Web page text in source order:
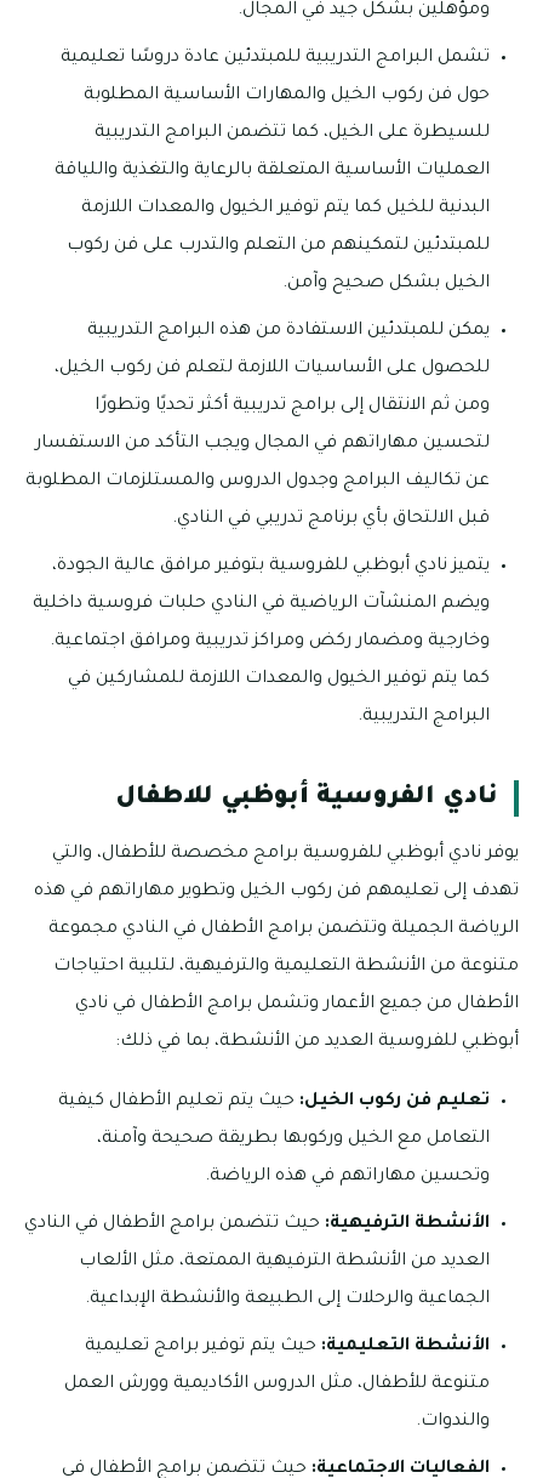
ومؤهلين بشكل جيد في المجال.
تشمل البرامج التدريبية للمبتدئين عادة دروسًا تعليمية
حول فن ركوب الخيل والمهارات الأساسية المطلوبة
للسيطرة على الخيل، كما تتضمن البرامج التدريبية
العمليات الأساسية المتعلقة بالرعاية والتغذية واللياقة
البدنية للخيل كما يتم توفير الخيول والمعدات اللازمة
للمبتدئين لتمكينهم من التعلم والتدرب على فن ركوب
الخيل بشكل صحيح وآمن.
يمكن للمبتدئين الاستفادة من هذه البرامج التدريبية
للحصول على الأساسيات اللازمة لتعلم فن ركوب الخيل،
ومن ثم الانتقال إلى برامج تدريبية أكثر تحديًا وتطورًا
لتحسين مهاراتهم في المجال ويجب التأكد من الاستفسار
عن تكاليف البرامج وجدول الدروس والمستلزمات المطلوبة
قبل الالتحاق بأي برنامج تدريبي في النادي.
يتميز نادي أبوظبي للفروسية بتوفير مرافق عالية الجودة،
ويضم المنشآت الرياضية في النادي حلبات فروسية داخلية
وخارجية ومضمار ركض ومراكز تدريبية ومرافق اجتماعية.
كما يتم توفير الخيول والمعدات اللازمة للمشاركين في
البرامج التدريبية.
نادي الفروسية أبوظبي للاطفال
يوفر نادي أبوظبي للفروسية برامج مخصصة للأطفال، والتي
تهدف إلى تعليمهم فن ركوب الخيل وتطوير مهاراتهم في هذه
الرياضة الجميلة وتتضمن برامج الأطفال في النادي مجموعة
متنوعة من الأنشطة التعليمية والترفيهية، لتلبية احتياجات
الأطفال من جميع الأعمار وتشمل برامج الأطفال في نادي
أبوظبي للفروسية العديد من الأنشطة، بما في ذلك:
تعليم فن ركوب الخيل: حيث يتم تعليم الأطفال كيفية
التعامل مع الخيل وركوبها بطريقة صحيحة وآمنة،
وتحسين مهاراتهم في هذه الرياضة.
الأنشطة الترفيهية: حيث تتضمن برامج الأطفال في النادي
العديد من الأنشطة الترفيهية الممتعة، مثل الألعاب
الجماعية والرحلات إلى الطبيعة والأنشطة الإبداعية.
الأنشطة التعليمية: حيث يتم توفير برامج تعليمية
متنوعة للأطفال، مثل الدروس الأكاديمية وورش العمل
والندوات.
الفعاليات الاجتماعية: حيث تتضمن برامج الأطفال في